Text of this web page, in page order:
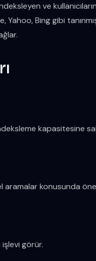
ve
Bing gibi
kapasitesine
konusunda öne
görür.